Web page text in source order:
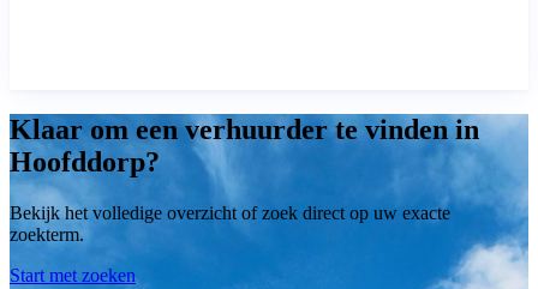
Klaar om een verhuurder te vinden in
Hoofddorp?
Bekijk het volledige overzicht of zoek direct op uw exacte
zoekterm.
Start met zoeken